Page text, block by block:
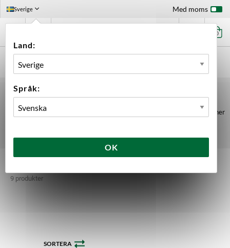
Sverige
Land:
Språk:
OK
Med moms
0
PUMPAR
Pumpar anpassade för bryggning från Blichmann, SS Brewtech, Grainfather
Pumpar
9 produkter
SORTERA